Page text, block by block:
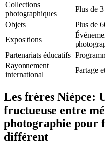
Collections
photographiques
Plus de
Objets
Plus de
Expositions
Partenariats éducatifs
Rayonnement
international
Partage
Les frères Niépce:
fructueuse entre
photographie pour
différent